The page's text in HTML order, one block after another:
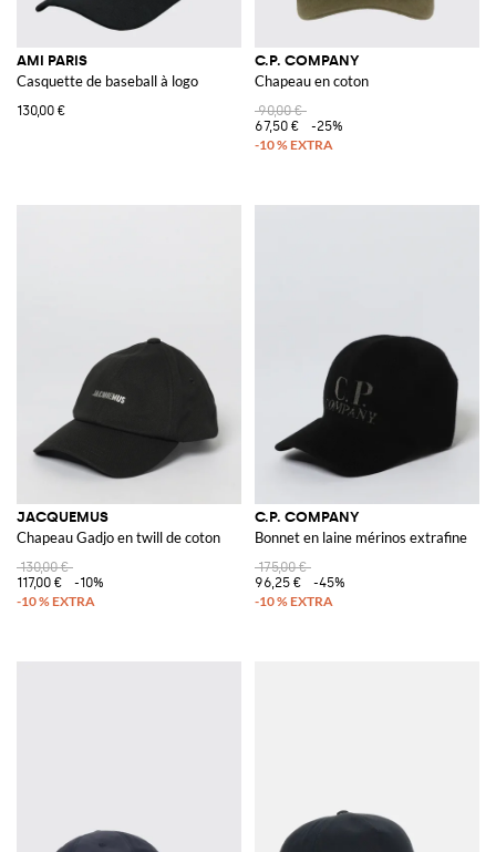
AMI PARIS
Casquette de baseball à logo
130,00 €
C.P. COMPANY
Chapeau en coton
90,00 €
67,50 €
-25%
JACQUEMUS
Chapeau Gadjo en twill de coton
130,00 €
117,00 €
-10%
C.P. COMPANY
Bonnet en laine mérinos extrafine
175,00 €
96,25 €
-45%